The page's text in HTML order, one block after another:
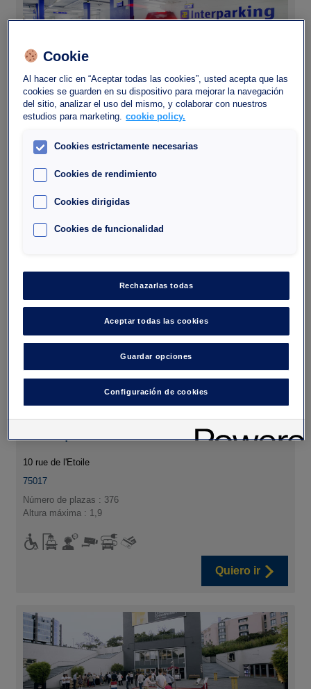
Parking Interparking Bercy Lumière
40, Avenue des Terroirs de France, 75012 Paris
Número de plazas : 444
Altura máxima : 1.90
10 rue de l'Etoile
75017
Número de plazas : 376
Altura máxima : 1,9
Quiero ir
Cookie
Al hacer clic en “Aceptar todas las cookies”, usted acepta que las
cookies se guarden en su dispositivo para mejorar la navegación
del sitio, analizar el uso del mismo, y colaborar con nuestros
estudios para marketing. cookie policy.
Cookies estrictamente necesarias
Cookies de rendimiento
Cookies dirigidas
Cookies de funcionalidad
Rechazarlas todas
Aceptar todas las cookies
Guardar opciones
Configuración de cookies